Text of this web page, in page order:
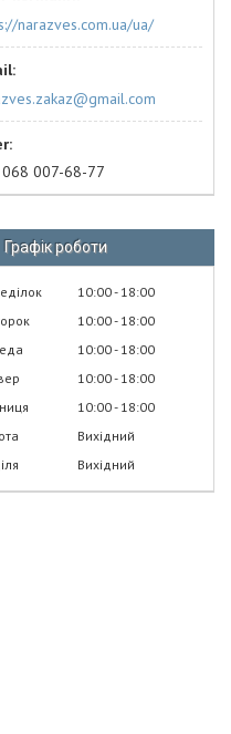
narazves.com.ua/ua/
007-68-77
Графік роботи
10:00 18:00
10:00 18:00
10:00 18:00
10:00 18:00
10:00 18:00
Вихідний
Вихідний